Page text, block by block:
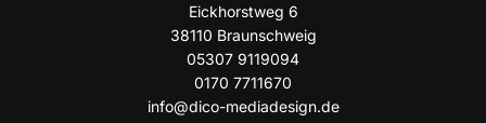
Eick­horst­weg 6
38110 Braun­schweig
05307 9119094
0170 7711670
info@dico-mediadesign.de